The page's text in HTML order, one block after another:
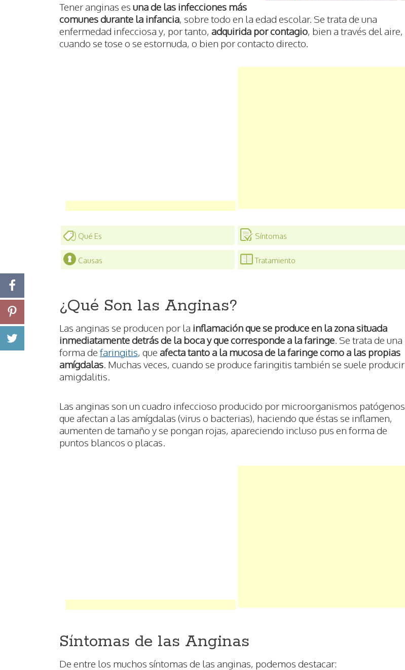
Tener anginas es una de las infecciones más
comunes durante la infancia, sobre todo en la edad escolar. Se trata de una
enfermedad infecciosa y, por tanto, adquirida por contagio, bien a través del aire,
cuando se tose o se estornuda, o bien por contacto directo.
Qué Es Síntomas
Causas Tratamiento
¿Qué Son las Anginas?
Las anginas se producen por la inflamación que se produce en la zona situada
inmediatamente detrás de la boca y que corresponde a la faringe . Se trata de una
forma de faringitis, que afecta tanto a la mucosa de la faringe como a las propias
amígdalas . Muchas veces, cuando se produce faringitis también se suele producir
amigdalitis.
Las anginas son un cuadro infeccioso producido por microorganismos patógenos
que afectan a las amígdalas (virus o bacterias), haciendo que éstas se inflamen,
aumenten de tamaño y se pongan rojas, apareciendo incluso pus en forma de
puntos blancos o placas.
Síntomas de las Anginas
De entre los muchos síntomas de las anginas, podemos destacar: